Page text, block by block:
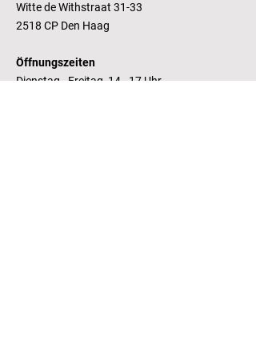
Witte de Withstraat 31-33
2518 CP Den Haag
Öffnungszeiten
Dienstag - Freitag 14 - 17 Uhr